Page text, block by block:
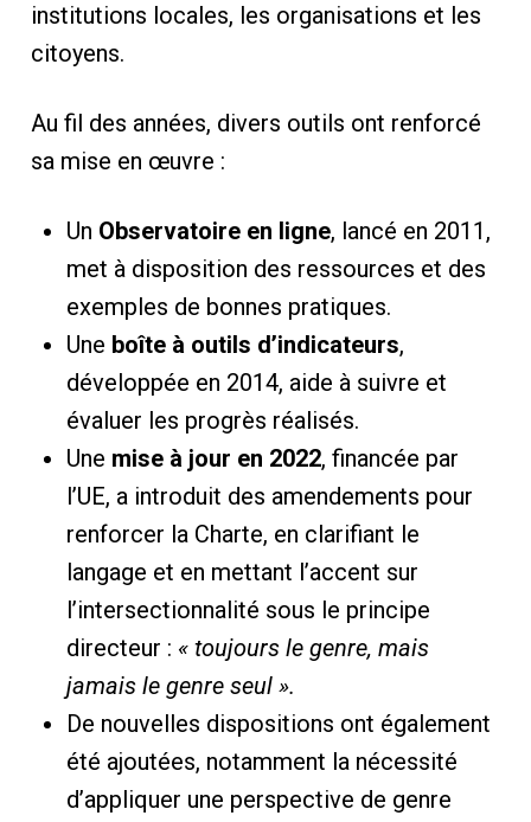
institutions locales, les organisations et les
citoyens.
Au fil des années, divers outils ont renforcé
sa mise en œuvre :
Un Observatoire en ligne, lancé en 2011,
met à disposition des ressources et des
exemples de bonnes pratiques.
Une boîte à outils d’indicateurs,
développée en 2014, aide à suivre et
évaluer les progrès réalisés.
Une mise à jour en 2022, financée par
l’UE, a introduit des amendements pour
renforcer la Charte, en clarifiant le
langage et en mettant l’accent sur
l’intersectionnalité sous le principe
directeur : « toujours le genre, mais
jamais le genre seul ».
De nouvelles dispositions ont également
été ajoutées, notamment la nécessité
d’appliquer une perspective de genre